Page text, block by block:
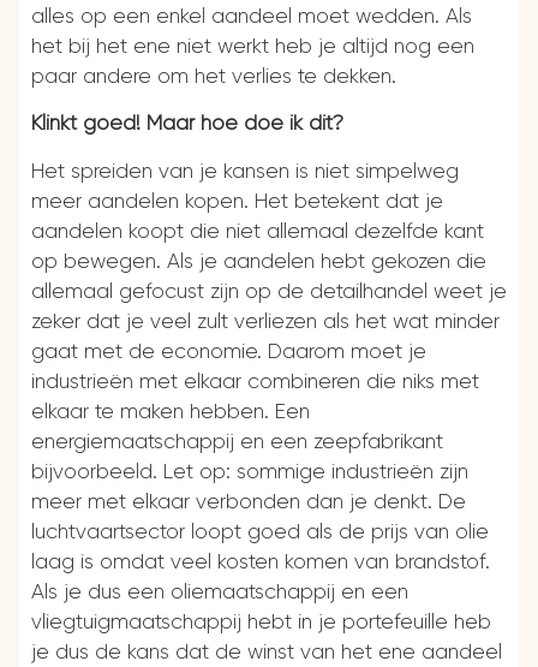
alles op een enkel aandeel moet wedden. Als
het bij het ene niet werkt heb je altijd nog een
paar andere om het verlies te dekken.
Klinkt goed! Maar hoe doe ik dit?
Het spreiden van je kansen is niet simpelweg
meer aandelen kopen. Het betekent dat je
aandelen koopt die niet allemaal dezelfde kant
op bewegen. Als je aandelen hebt gekozen die
allemaal gefocust zijn op de detailhandel weet je
zeker dat je veel zult verliezen als het wat minder
gaat met de economie. Daarom moet je
industrieën met elkaar combineren die niks met
elkaar te maken hebben. Een
energiemaatschappij en een zeepfabrikant
bijvoorbeeld. Let op: sommige industrieën zijn
meer met elkaar verbonden dan je denkt. De
luchtvaartsector loopt goed als de prijs van olie
laag is omdat veel kosten komen van brandstof.
Als je dus een oliemaatschappij en een
vliegtuigmaatschappij hebt in je portefeuille heb
je dus de kans dat de winst van het ene aandeel